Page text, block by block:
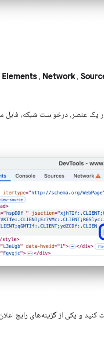
Elements، Network،
یک عنصر، درخواست شبکه، فایل
و یکی از گزینه‌های رایج اعلان